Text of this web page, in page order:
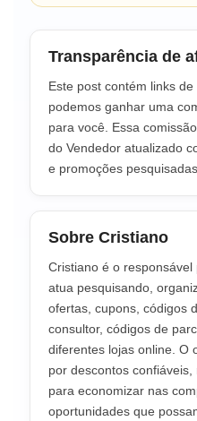
Transparência de
Este post contém links
podemos ganhar uma
para você. Essa
do Vendedor atualizado
e promoções
Sobre Cristiano
Cristiano é o
atua pesquisando,
ofertas, cupons, códigos
consultor, códigos de
diferentes lojas online. O
por descontos
para economizar nas
oportunidades que